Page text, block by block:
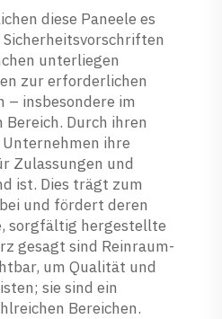
diese Paneele es
unterliegen
zur erforderlichen
– insbesondere im
Durch ihren
ihre
Zulassungen und
ist. Dies trägt zum
und fördert deren
sorgfältig hergestellte
gesagt sind Reinraum-
um Qualität und
sie sind ein
Bereichen.